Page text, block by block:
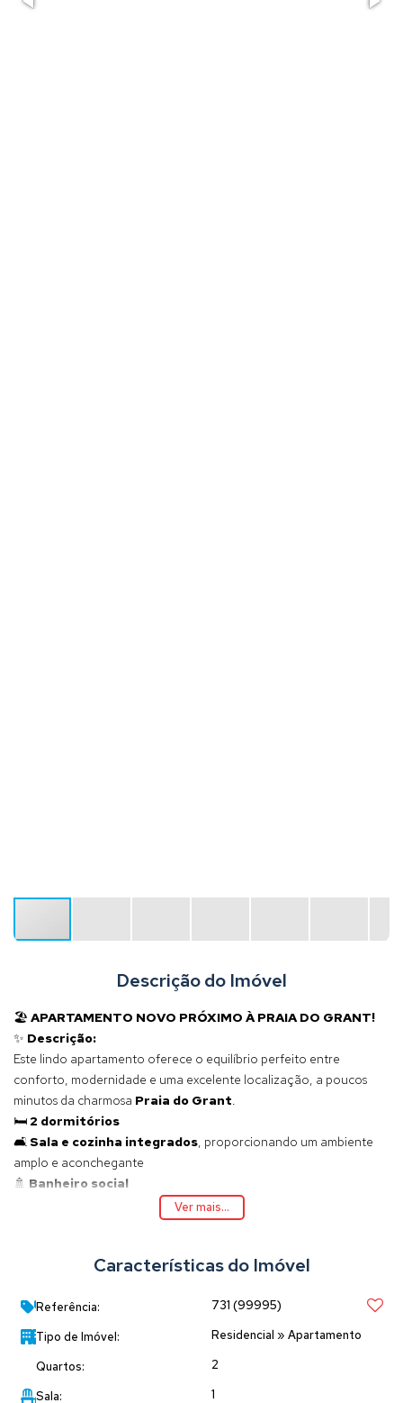
Descrição do Imóvel
🏖️ APARTAMENTO NOVO PRÓXIMO À PRAIA DO GRANT!
✨ Descrição:
Este lindo apartamento oferece o equilíbrio perfeito entre
conforto, modernidade e uma excelente localização, a poucos
minutos da charmosa Praia do Grant.
🛏️2 dormitórios
🛋️ Sala e cozinha integrados, proporcionando um ambiente
amplo e aconchegante
🚿 Banheiro social
Sacada com churrasqueira, ideal para seus momentos de
✅ Acabamento de alto padrão, com porcelanato, pintura em tons
vidro.
🏝️ A localização é um grande diferencial, estando próximo da
Praia do Grant
região, perfeito para quem busca qualidade de vida e bem-estar.
📲Agende sua visita e venha conhecer seu novo lar
Ver mais...
Características do Imóvel
Referência: 731 (99995)
Tipo de Imóvel: Residencial » Apartamento
Quartos: 2
Sala: 1